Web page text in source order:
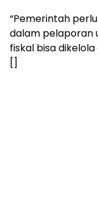
“Pemerintah
dalam pelaporan
fiskal bisa
[]